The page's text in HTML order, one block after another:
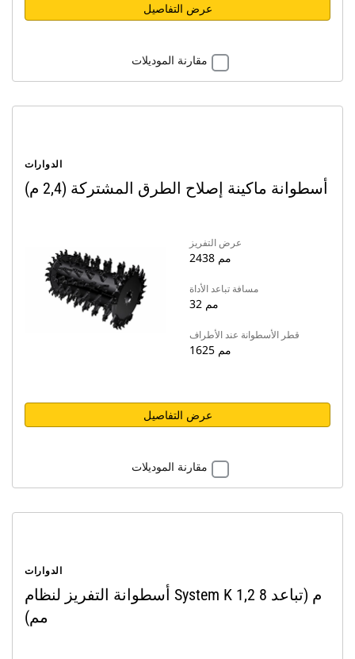
عرض التفاصيل
مقارنة الموديلات
الدوارات
أسطوانة ماكينة إصلاح الطرق المشتركة (2,4 م)
عرض التفريز
2438 مم
مسافة تباعد الأداة
32 مم
قطر الأسطوانة عند الأطراف
1625 مم
عرض التفاصيل
مقارنة الموديلات
الدوارات
أسطوانة التفريز لنظام System K 1,2 م (تباعد 8
مم)